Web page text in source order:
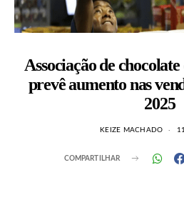
Associação de
prevê aumento nas
2025
KEIZE MACHADO
COMPARTILHAR